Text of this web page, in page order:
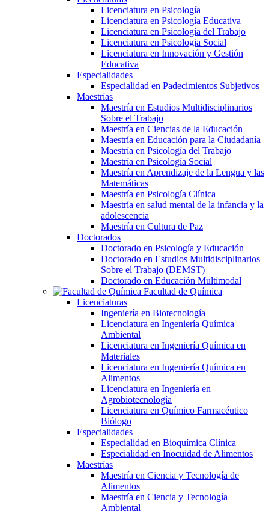
Licenciatura en Psicología
Licenciatura en Psicología Educativa
Licenciatura en Psicología del Trabajo
Licenciatura en Psicologia Social
Licenciatura en Innovación y Gestión
Educativa
Especialidades
Especialidad en Padecimientos Subjetivos
Maestrías
Maestría en Estudios Multidisciplinarios
Sobre el Trabajo
Maestría en Ciencias de la Educación
Maestría en Educación para la Ciudadanía
Maestría en Psicología del Trabajo
Maestría en Psicología Social
Maestría en Aprendizaje de la Lengua y las
Matemáticas
Maestría en Psicología Clínica
Maestría en salud mental de la infancia y la
adolescencia
Maestría en Cultura de Paz
Doctorados
Doctorado en Psicología y Educación
Doctorado en Estudios Multidisciplinarios
Sobre el Trabajo (DEMST)
Doctorado en Educación Multimodal
Facultad de Química
Licenciaturas
Ingeniería en Biotecnología
Licenciatura en Ingeniería Química
Ambiental
Licenciatura en Ingeniería Química en
Materiales
Licenciatura en Ingeniería Química en
Alimentos
Licenciatura en Ingeniería en
Agrobiotecnología
Licenciatura en Químico Farmacéutico
Biólogo
Especialidades
Especialidad en Bioquímica Clínica
Especialidad en Inocuidad de Alimentos
Maestrías
Maestría en Ciencia y Tecnología de
Alimentos
Maestría en Ciencia y Tecnología
Ambiental